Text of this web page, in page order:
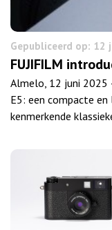
Gepubliceerd op: 12
FUJIFILM
Almelo, 12 juni 2025
E5: een compacte
kenmerkende